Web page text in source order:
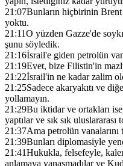
21:07Bunların hiçbirinin
yoktu.
21:11O yüzden Gazze'de
şunu söyledik.
21:16İsrail'e giden petrolün
21:19Evet, bize Filistin'in
21:22İsrail'in ne kadar zalim
21:25Sadece akaryakıtı ve
yollamayın.
21:29Bu iktidar ve ortakları
yaptılar ve sık sık uluslararası
21:37Ama petrolün vanalarını
21:39Bunları diplomasiyle
21:41Hukukla, felsefeyle,
anlamaya yanaşmadılar ve